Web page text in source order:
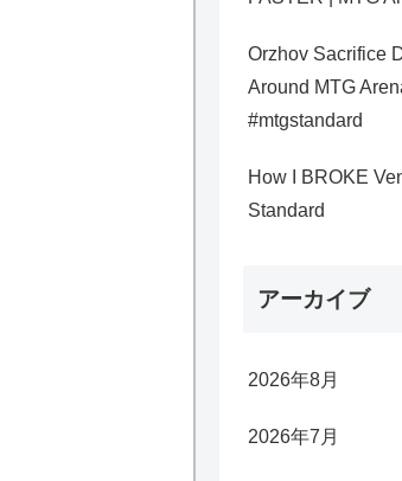
Orzhov Sacrifice
Around MTG
#mtgstandard
How I BROKE
Standard
アーカイブ
2026年8月
2026年7月